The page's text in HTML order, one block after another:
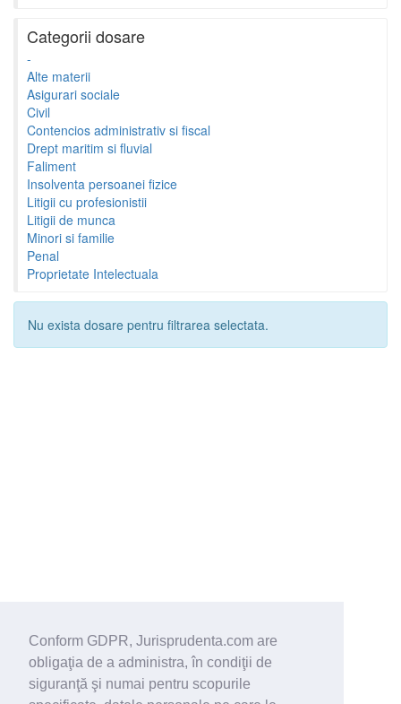
Conform GDPR, Jurisprudenta.com are
obligaţia de a administra, în condiţii de
siguranţă şi numai pentru scopurile
Categorii dosare
-
Alte materii
Asigurari sociale
Civil
Contencios administrativ si fiscal
Drept maritim si fluvial
Faliment
Insolventa persoanei fizice
Litigii cu profesionistii
Litigii de munca
Minori si familie
Penal
Proprietate Intelectuala
Nu exista dosare pentru filtrarea selectata.